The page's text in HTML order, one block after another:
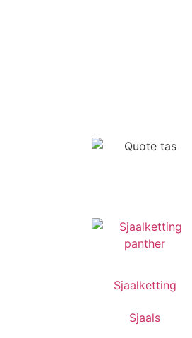
Sjaalketting
Sjaals